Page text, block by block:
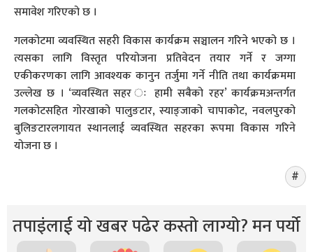
समावेश गरिएको छ ।
गलकोटमा व्यवस्थित सहरी विकास कार्यक्रम सञ्चालन गरिने भएको छ ।
त्यसका लागि विस्तृत परियोजना प्रतिवेदन तयार गर्ने र जग्गा
एकीकरणका लागि आवश्यक कानुन तर्जुमा गर्ने नीति तथा कार्यक्रममा
उल्लेख छ । ‘व्यवस्थित सहर ः हामी सबैको रहर’ कार्यक्रमअन्तर्गत
गलकोटसहित गोरखाको पालुङटार, स्याङ्जाको चापाकोट, नवलपुरको
बुलिङटारलगायत स्थानलाई व्यवस्थित सहरका रूपमा विकास गरिने
योजना छ ।
तपाइंलाई यो खबर पढेर कस्तो लाग्यो? मन पर्यो